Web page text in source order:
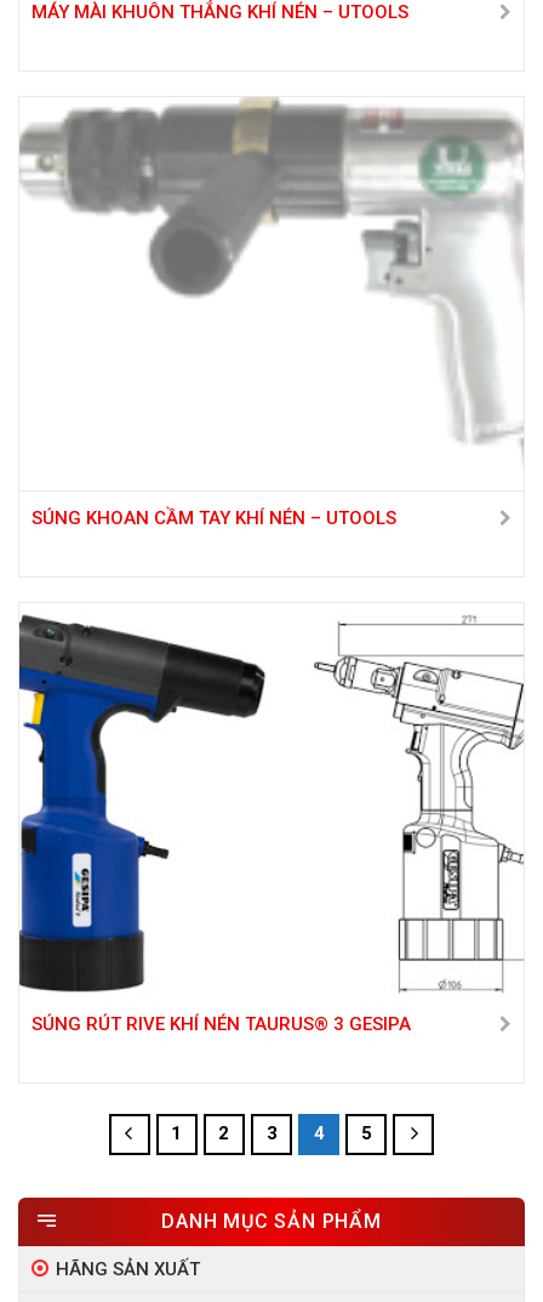
MÁY MÀI KHUÔN THẲNG KHÍ NÉN – UTOOLS
SÚNG KHOAN CẦM TAY KHÍ NÉN – UTOOLS
SÚNG RÚT RIVE KHÍ NÉN TAURUS® 3 GESIPA
1 2 3 4 5
DANH MỤC SẢN PHẨM
HÃNG SẢN XUẤT